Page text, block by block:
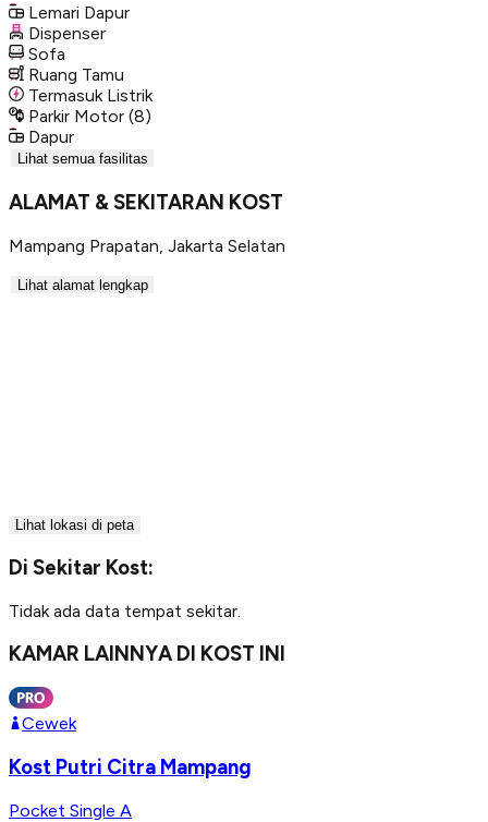
Lemari Dapur
Dispenser
Sofa
Ruang Tamu
Termasuk Listrik
Parkir Motor (8)
Dapur
Lihat semua fasilitas
ALAMAT & SEKITARAN KOST
Mampang Prapatan Jakarta Selatan
Lihat alamat lengkap
Lihat lokasi di peta
Di Sekitar Kost:
Tidak ada data tempat sekitar.
KAMAR LAINNYA DI KOST INI
Cewek
Kost Putri Citra Mampang
Pocket Single A